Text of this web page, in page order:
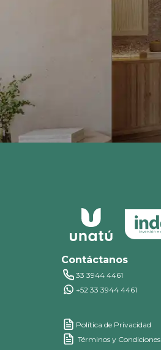
Contáctanos
33 3944 4461
+52 33 3944 4461
Política de Privacidad
Términos y Condiciones